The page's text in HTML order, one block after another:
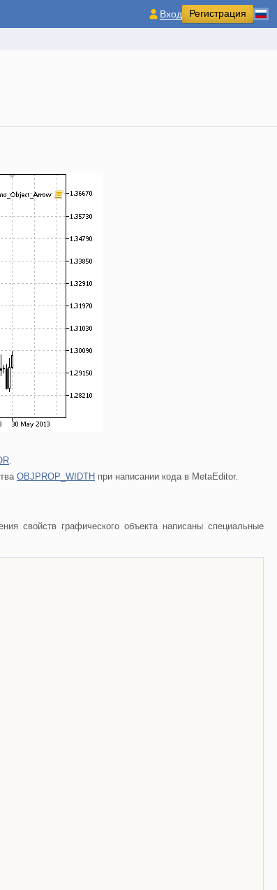
Вход Регистрация
.
OBJPROP_WIDTH при написании кода в MetaEditor.
свойств графического объекта написаны специальные